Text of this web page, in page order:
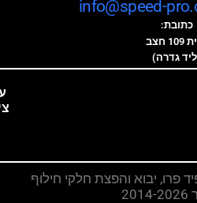
כתובת:
חצב
גדרה)
פרו, יבוא והפצת חלקי חילוף